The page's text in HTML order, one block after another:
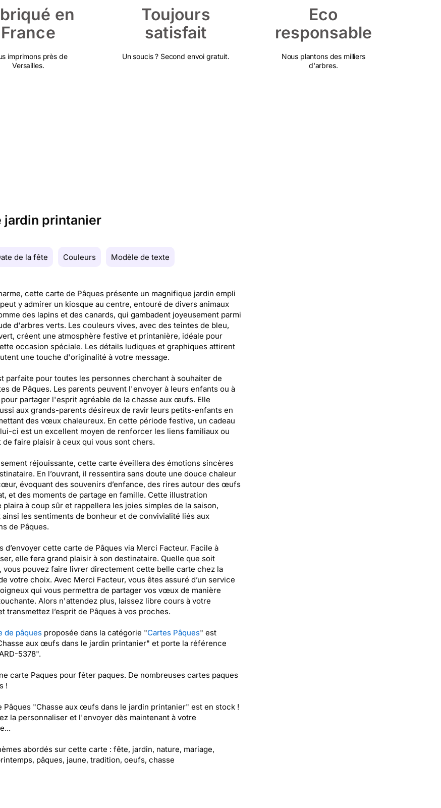
en
France
imprimons près de
Versailles.
Toujours
satisfait
Un soucis ? Second envoi gratuit.
Eco
responsable
Nous plantons des milliers
d'arbres.
jardin printanier
de la fête Couleurs Modèle de texte
cette carte de Pâques présente un magnifique jardin empli
y admirer un kiosque au centre, entouré de divers animaux
des lapins et des canards, qui gambadent joyeusement parmi
d'arbres verts. Les couleurs vives, avec des teintes de bleu,
créent une atmosphère festive et printanière, idéale pour
occasion spéciale. Les détails ludiques et graphiques attirent
une touche d'originalité à votre message.
parfaite pour toutes les personnes cherchant à souhaiter de
de Pâques. Les parents peuvent l'envoyer à leurs enfants ou à
partager l'esprit agréable de la chasse aux œufs. Elle
aux grands-parents désireux de ravir leurs petits-enfants en
des vœux chaleureux. En cette période festive, un cadeau
ci est un excellent moyen de renforcer les liens familiaux ou
de faire plaisir à ceux qui vous sont chers.
réjouissante, cette carte éveillera des émotions sincères
En l’ouvrant, il ressentira sans doute une douce chaleur
évoquant des souvenirs d’enfance, des rires autour des œufs
et des moments de partage en famille. Cette illustration
plaira à coup sûr et rappellera les joies simples de la saison,
les sentiments de bonheur et de convivialité liés aux
de Pâques.
d’envoyer cette carte de Pâques via Merci Facteur. Facile à
elle fera grand plaisir à son destinataire. Quelle que soit
vous pouvez faire livrer directement cette belle carte chez la
votre choix. Avec Merci Facteur, vous êtes assuré d’un service
qui vous permettra de partager vos vœux de manière
Alors n'attendez plus, laissez libre cours à votre
transmettez l’esprit de Pâques à vos proches.
de pâquesproposée dans la catégorie "Cartes Pâques" est
aux œufs dans le jardin printanier" et porte la référence
5378".
carte Paques pour fêter paques. De nombreuses cartes paques
!
Pâques "Chasse aux œufs dans le jardin printanier" est en stock !
la personnaliser et l'envoyer dès maintenant à votre
abordés sur cette carte : fête, jardin, nature, mariage,
pâques, jaune, tradition, oeufs, chasse